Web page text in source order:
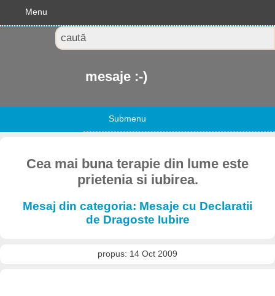
Menu
mesaje :-)
Submenu
Cea mai buna terapie din lume este
prietenia si iubirea.
Mesaj din categoria: Mesaje cu Declaratii
de Dragoste Iubire
propus: 14 Oct 2009